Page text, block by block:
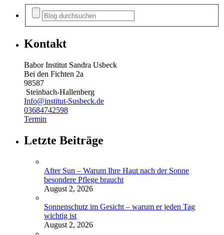
Kontakt
Babor Institut Sandra Usbeck
Bei den Fichten 2a
98587
Steinbach-Hallenberg
Info@institut-Susbeck.de
03684742598
Termin
Letzte Beiträge
After Sun – Warum Ihre Haut nach der Sonne
besondere Pflege braucht
August 2, 2026
Sonnenschutz im Gesicht – warum er jeden Tag
wichtig ist
August 2, 2026